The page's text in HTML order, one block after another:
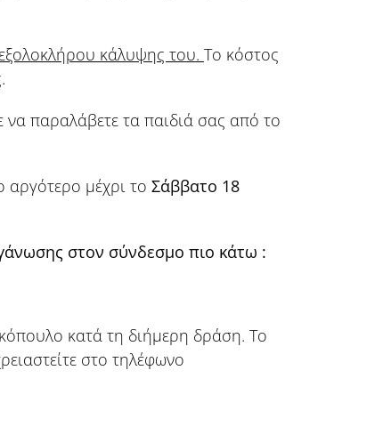
κάλυψης του. Το κόστος
παραλάβετε τα παιδιά σας από το
μέχρι το Σάββατο 18
στον σύνδεσμο πιο κάτω :
κατά τη διήμερη δράση. Το
στο τηλέφωνο